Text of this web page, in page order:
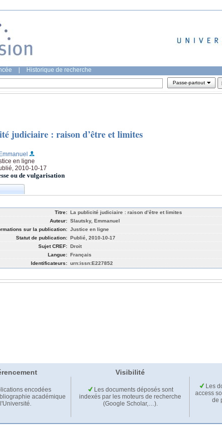
Historique de recherche
Passe-partout
judiciaire : raison d’être et limites
en ligne
2010-10-17
ou de vulgarisation
Titre: La publicité judiciaire : raison d’être et limites
Auteur: Slautsky, Emmanuel
sur la publication: Justice en ligne
Statut de publication: Publié, 2010-10-17
Sujet CREF: Droit
Langue: Français
Identificateurs: urn:issn:E227852
Visibilité
encodées
académique
Les documents déposés sont
indexés par les moteurs de recherche
(Google Scholar,…).
Les
access
de